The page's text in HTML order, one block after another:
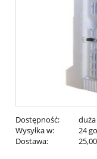
Dostępność:
Wysyłka w:
24
Dostawa:
25,00